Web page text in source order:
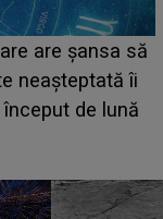
sunt artiștii
au loc cele mai